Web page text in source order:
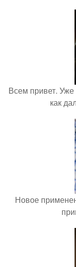
Всем привет.
как
Новое